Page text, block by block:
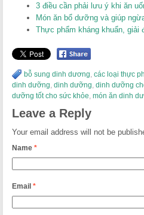
3 điều cần phải lưu ý khi ăn
Món ăn bổ dưỡng và giúp
Thực phẩm kháng khuẩn, giải
bỗ sung dinh dương, các loại thực
dinh dưỡng, dinh dưỡng, dinh dưỡng
dưỡng tốt cho sức khỏe, món ăn dinh
Leave a Reply
Your email address will not be
Name *
Email *